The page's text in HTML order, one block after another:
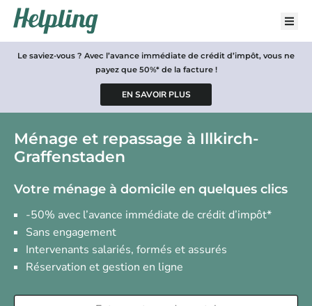
Le saviez-vous ? Avec l’avance immédiate de crédit d’impôt, vous ne
payez que 50%* de la facture !
Ménage et repassage à Illkirch-
Graffenstaden
Votre ménage à domicile en quelques clics
-50% avec l’avance immédiate de crédit d’impôt*
Sans engagement
Intervenants salariés, formés et assurés
Réservation et gestion en ligne